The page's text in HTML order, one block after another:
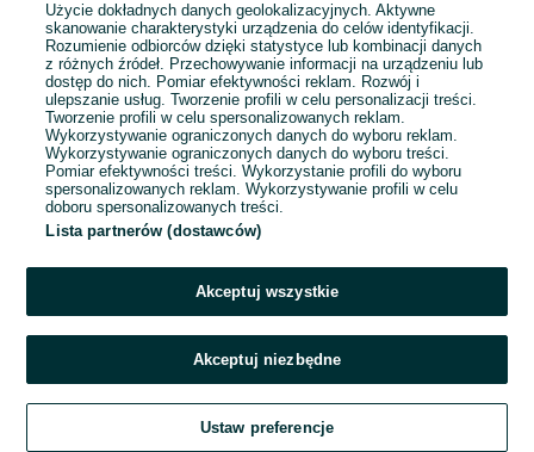
Przejdź na stronę główną
Użycie dokładnych danych geolokalizacyjnych. Aktywne
skanowanie charakterystyki urządzenia do celów identyfikacji.
Rozumienie odbiorców dzięki statystyce lub kombinacji danych
z różnych źródeł. Przechowywanie informacji na urządzeniu lub
dostęp do nich. Pomiar efektywności reklam. Rozwój i
ulepszanie usług. Tworzenie profili w celu personalizacji treści.
Tworzenie profili w celu spersonalizowanych reklam.
Wykorzystywanie ograniczonych danych do wyboru reklam.
Wykorzystywanie ograniczonych danych do wyboru treści.
Pomiar efektywności treści. Wykorzystanie profili do wyboru
spersonalizowanych reklam. Wykorzystywanie profili w celu
doboru spersonalizowanych treści.
Lista partnerów (dostawców)
Akceptuj wszystkie
Akceptuj niezbędne
Ustaw preferencje